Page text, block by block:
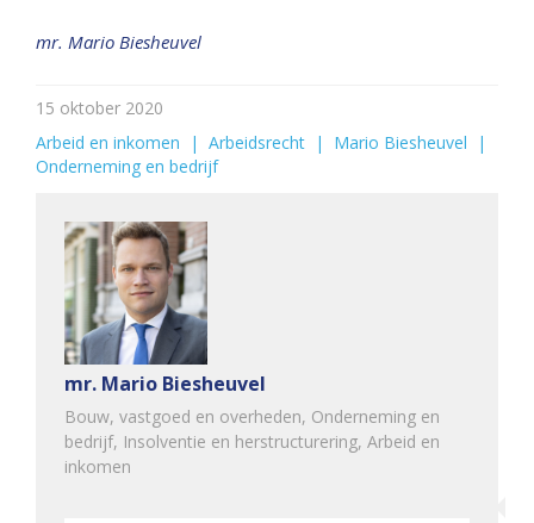
mr. Mario Biesheuvel
15 oktober 2020
Arbeid en inkomen
  |
Arbeidsrecht
  |
Mario Biesheuvel
Onderneming en bedrijf
mr. Mario Biesheuvel
Bouw, vastgoed en overheden, Onderneming en
bedrijf, Insolventie en herstructurering, Arbeid en
inkomen